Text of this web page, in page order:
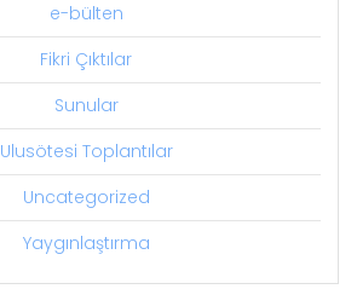
e-bülten
Fikri Çıktılar
Sunular
Ulusötesi Toplantılar
Uncategorized
Yaygınlaştırma